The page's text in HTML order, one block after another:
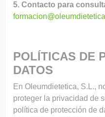
5. Contacto para
POLÍTICAS DE
DATOS
En Oleumdietetica, S.L.,
proteger la privacidad de
política de protección de